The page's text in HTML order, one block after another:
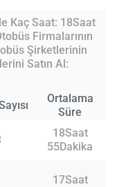
Kaç Saat: 18Saat
Firmalarının
Şirketlerinin
Satın Al:
Ortalama
Süre
18Saat
55Dakika
17Saat